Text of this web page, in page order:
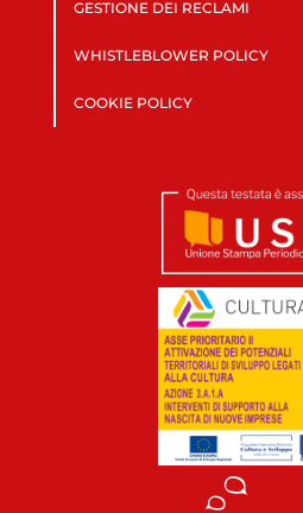
GESTIONE DEI RECLAMI
WHISTLEBLOWER POLICY
COOKIE POLICY